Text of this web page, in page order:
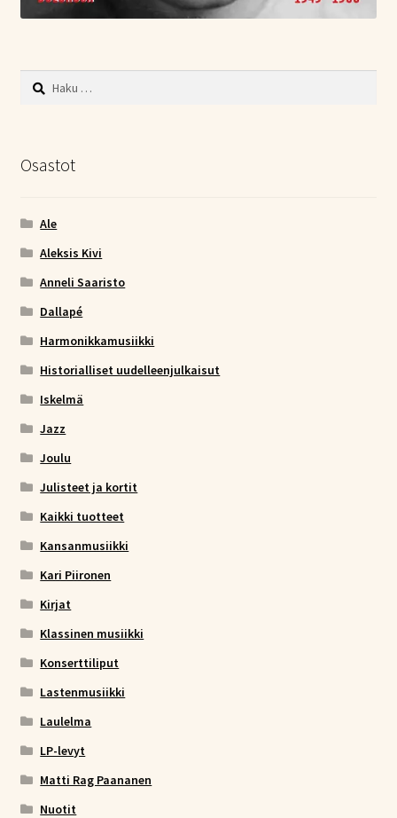
Haku:
Osastot
Ale
Aleksis Kivi
Anneli Saaristo
Dallapé
Harmonikkamusiikki
Historialliset uudelleenjulkaisut
Iskelmä
Jazz
Joulu
Julisteet ja kortit
Kaikki tuotteet
Kansanmusiikki
Kari Piironen
Kirjat
Klassinen musiikki
Konserttiliput
Lastenmusiikki
Laulelma
LP-levyt
Matti Rag Paananen
Nuotit